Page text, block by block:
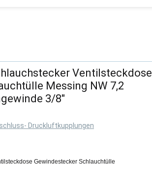
Ventilsteckdose
Messing NW 7,2
3/8"
Druckluftkupplungen
Gewindestecker Schlauchtülle